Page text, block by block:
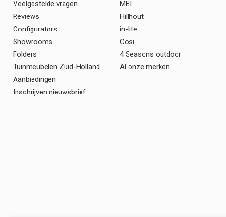
Veelgestelde vragen
Reviews
Configurators
Showrooms
Folders
Tuinmeubelen Zuid-Holland
Aanbiedingen
Inschrijven nieuwsbrief
MBI
Hillhout
in-lite
Cosi
4 Seasons outdoor
Al onze merken